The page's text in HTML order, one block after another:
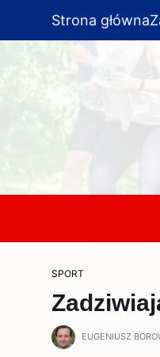
Strona główna
SPORT
EUGENIUSZ